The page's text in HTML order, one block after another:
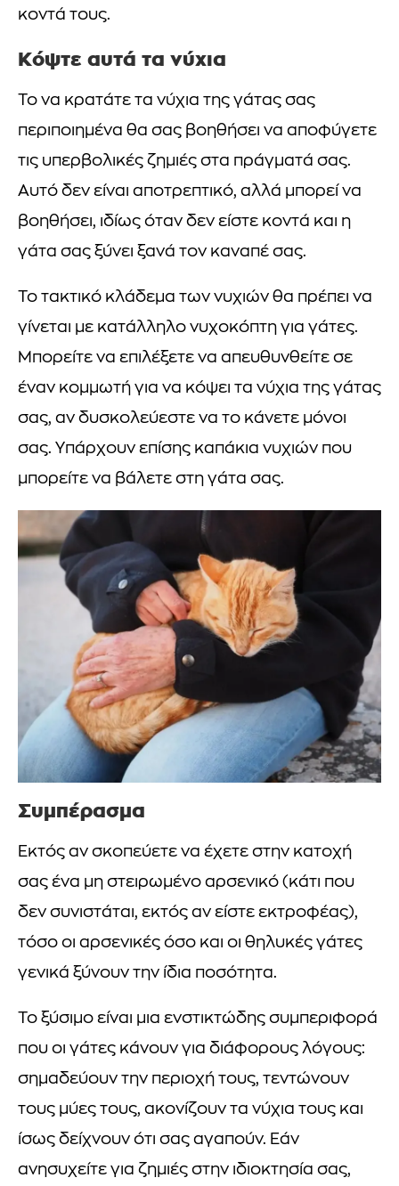
κοντά τους.
Κόψτε αυτά τα νύχια
Το να κρατάτε τα νύχια της γάτας σας
περιποιημένα θα σας βοηθήσει να αποφύγετε
τις υπερβολικές ζημιές στα πράγματά σας.
Αυτό δεν είναι αποτρεπτικό, αλλά μπορεί να
βοηθήσει, ιδίως όταν δεν είστε κοντά και η
γάτα σας ξύνει ξανά τον καναπέ σας.
Το τακτικό κλάδεμα των νυχιών θα πρέπει να
γίνεται με κατάλληλο νυχοκόπτη για γάτες.
Μπορείτε να επιλέξετε να απευθυνθείτε σε
έναν κομμωτή για να κόψει τα νύχια της γάτας
σας, αν δυσκολεύεστε να το κάνετε μόνοι
σας. Υπάρχουν επίσης καπάκια νυχιών που
μπορείτε να βάλετε στη γάτα σας.
Συμπέρασμα
Εκτός αν σκοπεύετε να έχετε στην κατοχή
σας ένα μη στειρωμένο αρσενικό (κάτι που
δεν συνιστάται, εκτός αν είστε εκτροφέας),
τόσο οι αρσενικές όσο και οι θηλυκές γάτες
γενικά ξύνουν την ίδια ποσότητα.
Το ξύσιμο είναι μια ενστικτώδης συμπεριφορά
που οι γάτες κάνουν για διάφορους λόγους:
σημαδεύουν την περιοχή τους, τεντώνουν
τους μύες τους, ακονίζουν τα νύχια τους και
ίσως δείχνουν ότι σας αγαπούν. Εάν
ανησυχείτε για ζημιές στην ιδιοκτησία σας,